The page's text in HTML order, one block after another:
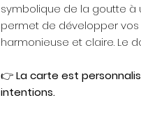
symbolique de la goutte à
permet de développer
harmonieuse et claire. Le
👉La carte est
intentions.